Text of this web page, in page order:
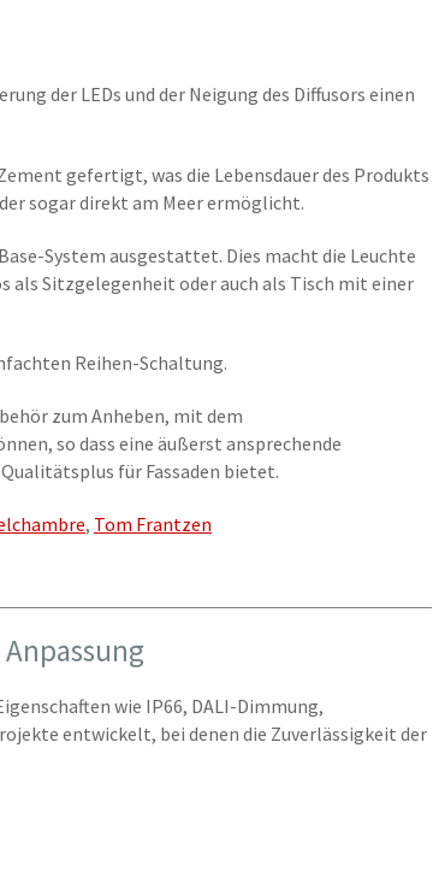
der LEDs und der Neigung des Diffusors einen
gefertigt, was die Lebensdauer des Produkts
sogar direkt am Meer ermöglicht.
System ausgestattet. Dies macht die Leuchte
als Sitzgelegenheit oder auch als Tisch mit einer
Reihen-Schaltung.
zum Anheben, mit dem
so dass eine äußerst ansprechende
für Fassaden bietet.
, Tom Frantzen
wie IP66, DALI-Dimmung,
entwickelt, bei denen die Zuverlässigkeit der